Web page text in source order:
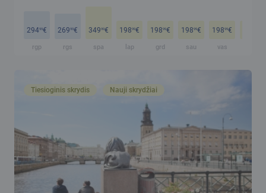
29499€
rgp
26999€
rgs
34999€
spa
19899€
lap
19899€
grd
19899€
sau
19899€
vas
Tiesioginis skrydis Nauji skrydžiai